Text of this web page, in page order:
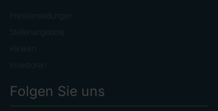
Pressemeldungen
Stellenangebote
Kliniken
Investoren
Folgen Sie uns